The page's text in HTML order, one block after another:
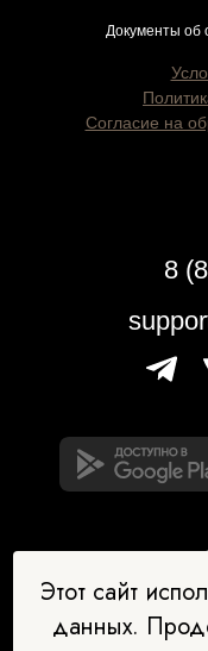
Документы об
Согласие на
8
Этот сайт
данных.